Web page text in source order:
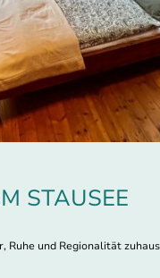
STAUSEE
Ruhe und Regionalität